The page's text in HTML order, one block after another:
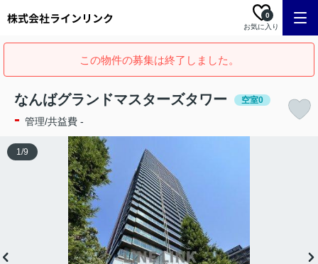
お気に入り
0
この物件の募集は終了しました。
なんばグランドマスターズタワー 空室0
- 管理/共益費 -
1/9